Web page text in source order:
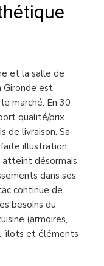
et la salle de
Gironde est
marché. En 30
qualité/prix
de livraison. Sa
illustration
atteint désormais
dans ses
continue de
besoins du
(armoires,
îlots et éléments